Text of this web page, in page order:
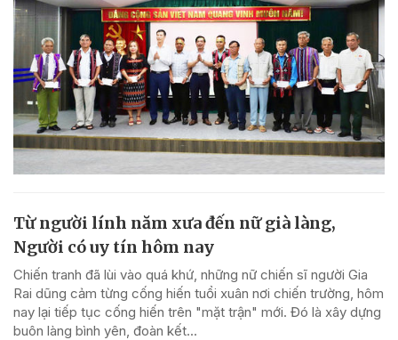
Từ người lính năm xưa đến nữ già làng,
Người có uy tín hôm nay
Chiến tranh đã lùi vào quá khứ, những nữ chiến sĩ người Gia
Rai dũng cảm từng cống hiến tuổi xuân nơi chiến trường, hôm
nay lại tiếp tục cống hiến trên "mặt trận" mới. Đó là xây dựng
buôn làng bình yên, đoàn kết...